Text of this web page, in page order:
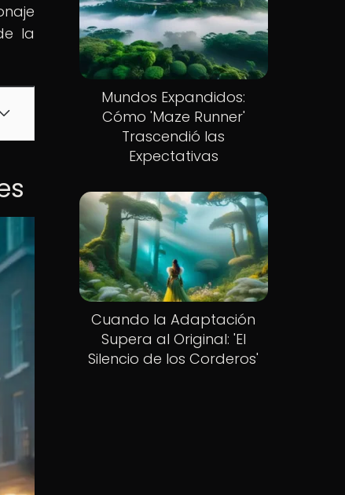
la
Mundos Expandidos:
Cómo 'Maze Runner'
Trascendió las
Expectativas
Cuando la Adaptación
Supera al Original: 'El
Silencio de los Corderos'